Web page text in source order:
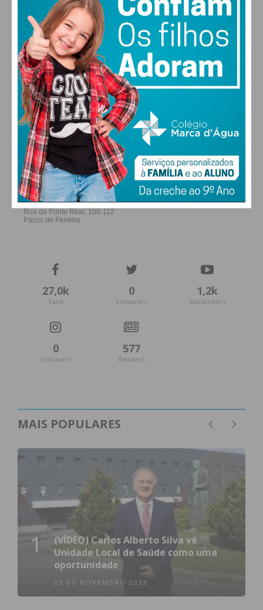
ALTERAR
FARMACIAS DE SERVIÇO EM PAÇOS DE
FERREIRA
27,0k
Fans
0
Followers
1,2k
Subscribers
0
Followers
577
Readers
MAIS POPULARES
1
(VÍDEO) Carlos Alberto Silva vê
Unidade Local de Saúde como uma
oportunidade
23 DE NOVEMBRO 2023